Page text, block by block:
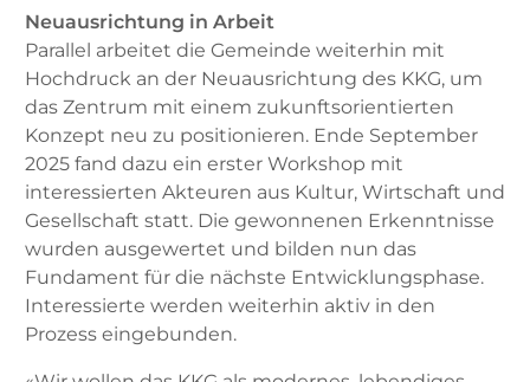
Neuausrichtung in Arbeit
Parallel arbeitet die Gemeinde weiterhin mit
Hochdruck an der Neuausrichtung des KKG, um
das Zentrum mit einem zukunftsorientierten
Konzept neu zu positionieren. Ende September
2025 fand dazu ein erster Workshop mit
interessierten Akteuren aus Kultur, Wirtschaft und
Gesellschaft statt. Die gewonnenen Erkenntnisse
wurden ausgewertet und bilden nun das
Fundament für die nächste Entwicklungsphase.
Interessierte werden weiterhin aktiv in den
Prozess eingebunden.